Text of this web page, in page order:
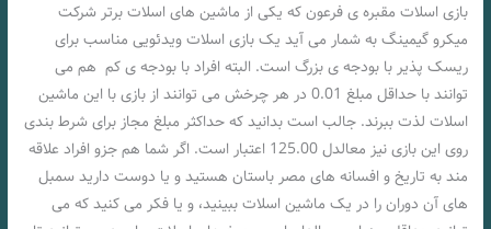
بازی اسلات مقبره ی فرعون که یکی از ماشین های اسلات برتر شرکت
میکرو گیمینگ به شمار می آید یک بازی اسلات ویدئویی مناسب برای
ریسک پذیر با بودجه ی بزرگ است. البته افراد با بودجه ی کم هم می
توانند با حداقل مبلغ 0.01 در هر چرخش می توانند از بازی با این ماشین
اسلات لذت ببرند. جالب است بدانید که حداکثر مبلغ مجاز برای شرط بندی
روی این بازی نیز معالدل 125.00 اعتبار است. اگر شما هم جزو افراد علاقه
مند به تاریخ و افسانه های مصر باستان هستید و یا دوست دارید سمبل
های آن دوران را در یک ماشین اسلات ببینید، و یا فکر می کنید که می